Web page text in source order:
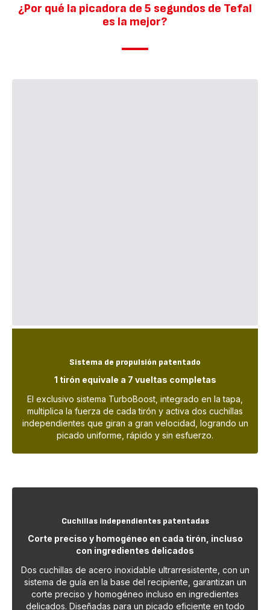
¿Por qué la picadora de 5 segundos de Tefal
es la mejor?
Sistema de propulsión patentado
1 tirón equivale a 7 vueltas completas
El exclusivo sistema TurboBoost, integrado en la tapa,
multiplica la fuerza de cada tirón y activa dos cuchillas
independientes que giran a gran velocidad, logrando un
picado uniforme, rápido y sin esfuerzo.
Cuchillas independientes patentadas
Corte preciso y homogéneo en cada tirón, incluso
con ingredientes delicados
Dos cuchillas de acero inoxidable ultrarresistente, con un
sistema de guía en la base del recipiente, garantizan un
corte preciso y homogéneo incluso en ingredientes
delicados. Diseñadas para un picado eficiente en todo